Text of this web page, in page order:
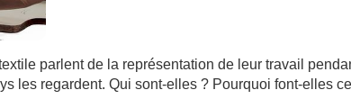
parlent de la représentation de leur travail
les regardent. Qui sont-elles ? Pourquoi font-elles